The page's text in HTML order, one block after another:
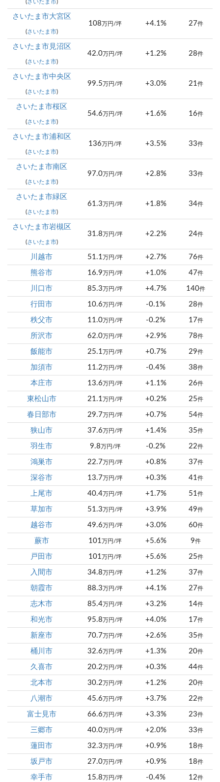
(さいたま市 )
さいたま市大宮区
(さいたま市)
108万円/坪 +4.1% 27件
さいたま市見沼区
(さいたま市)
42.0万円/坪 +1.2% 28件
さいたま市中央区
(さいたま市)
99.5万円/坪 +3.0% 21件
さいたま市桜区
(さいたま市)
54.6万円/坪 +1.6% 16件
さいたま市浦和区
(さいたま市)
136万円/坪 +3.5% 33件
さいたま市南区
(さいたま市)
97.0万円/坪 +2.8% 33件
さいたま市緑区
(さいたま市)
61.3万円/坪 +1.8% 34件
さいたま市岩槻区
(さいたま市)
31.8万円/坪 +2.2% 24件
川越市 51.1万円/坪 +2.7% 76件
熊谷市 16.9万円/坪 +1.0% 47件
川口市 85.3万円/坪 +4.7% 140件
行田市 10.6万円/坪 -0.1% 28件
秩父市 11.0万円/坪 -0.2% 17件
所沢市 62.0万円/坪 +2.9% 78件
飯能市 25.1万円/坪 +0.7% 29件
加須市 11.2万円/坪 -0.4% 38件
本庄市 13.6万円/坪 +1.1% 26件
東松山市 21.1万円/坪 +0.2% 25件
春日部市 29.7万円/坪 +0.7% 54件
狭山市 37.6万円/坪 +1.4% 35件
羽生市 9.8万円/坪 -0.2% 22件
鴻巣市 22.7万円/坪 +0.8% 37件
深谷市 13.7万円/坪 +0.3% 41件
上尾市 40.4万円/坪 +1.7% 51件
草加市 51.3万円/坪 +3.9% 49件
越谷市 49.6万円/坪 +3.0% 60件
蕨市 101万円/坪 +5.6% 9件
戸田市 101万円/坪 +5.6% 25件
入間市 34.8万円/坪 +1.2% 37件
朝霞市 88.3万円/坪 +4.1% 27件
志木市 85.4万円/坪 +3.2% 14件
和光市 95.8万円/坪 +4.0% 17件
新座市 70.7万円/坪 +2.6% 35件
桶川市 32.6万円/坪 +1.3% 20件
久喜市 20.2万円/坪 +0.3% 44件
北本市 30.2万円/坪 +1.2% 20件
八潮市 45.6万円/坪 +3.7% 22件
富士見市 66.6万円/坪 +3.3% 23件
三郷市 40.0万円/坪 +2.0% 33件
蓮田市 32.3万円/坪 +0.9% 18件
坂戸市 27.0万円/坪 +0.9% 18件
幸手市 15.8万円/坪 -0.4% 12件